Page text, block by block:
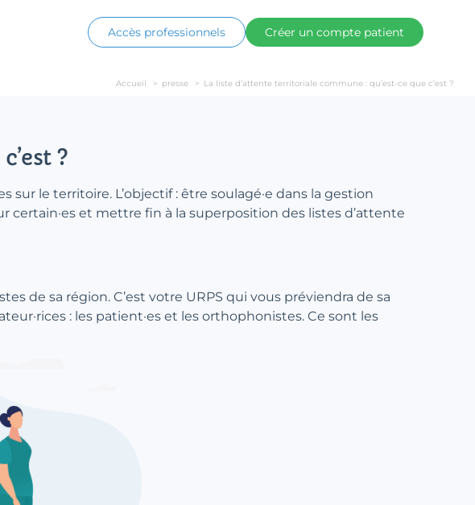
Accès professionnels Créer un compte patient
Accueil > presse > La liste d’attente territoriale commune : qu’est-ce que c’est ?
?
le territoire. L’objectif : être soulagé·e dans la gestion
et mettre fin à la superposition des listes d’attente
de sa région. C’est votre URPS qui vous préviendra de sa
: les patient·es et les orthophonistes. Ce sont les